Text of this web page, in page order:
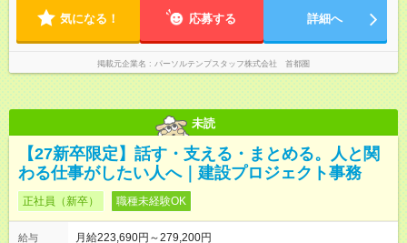
気になる！ 応募する 詳細へ
掲載元企業名 パーソルテンプスタッフ株式会社 首都圏
未読
【27新卒限定】話す・支える・まとめる。人と関
わる仕事がしたい人へ｜建設プロジェクト事務
正社員（新卒） 職種未経験OK
給与
月給223,690円～279,200円